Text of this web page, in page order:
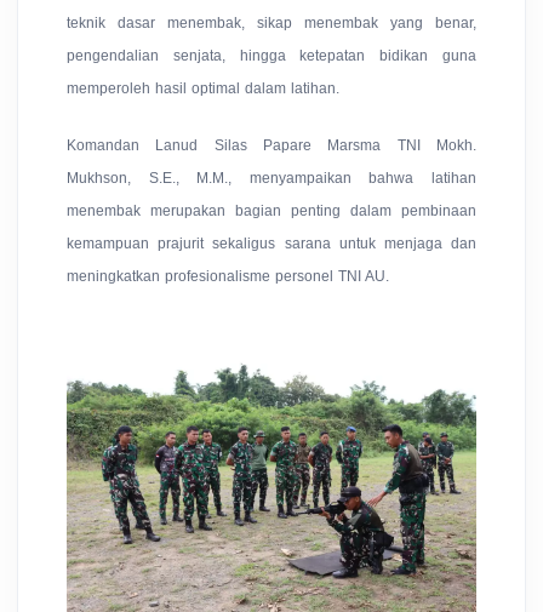
teknik dasar menembak, sikap menembak yang benar,
pengendalian senjata, hingga ketepatan bidikan guna
memperoleh hasil optimal dalam latihan.
Komandan Lanud Silas Papare Marsma TNI Mokh.
Mukhson, S.E., M.M., menyampaikan bahwa latihan
menembak merupakan bagian penting dalam pembinaan
kemampuan prajurit sekaligus sarana untuk menjaga dan
meningkatkan profesionalisme personel TNI AU.